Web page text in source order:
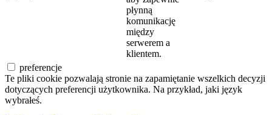
płynną
komunikację
między
serwerem a
klientem.
preferencje
Te pliki cookie pozwalają stronie na zapamiętanie wszelkich decyzji
dotyczących preferencji użytkownika. Na przykład, jaki język
wybrałeś.